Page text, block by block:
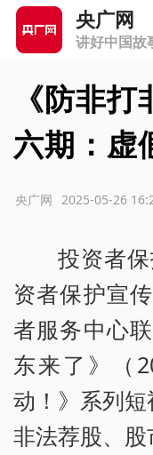
央广网
讲好中国故
《防非
六期：虚
2025-05-26
央广网
投资者
资者保护宣
者服务中心
东来了》（
动！》系列短
非法荐股、股